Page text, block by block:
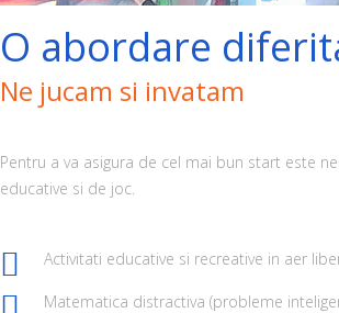
O abordare
Ne jucam si invatam
Pentru a va asigura de cel mai bun start este
educative si de joc.
Activitati educative si recreative in aer
Matematica distractiva (probleme